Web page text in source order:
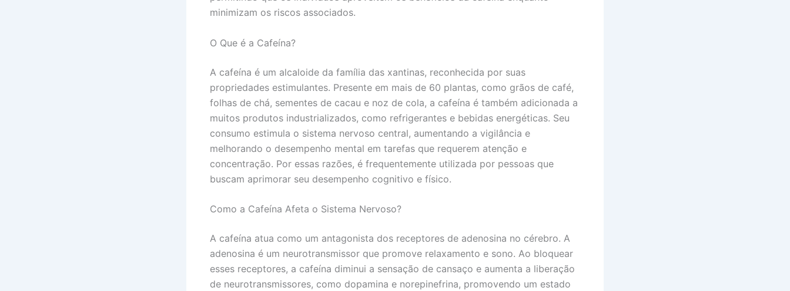
minimizam os riscos associados.
O Que é a Cafeína?
A cafeína é um alcaloide da família das xantinas, reconhecida por suas
propriedades estimulantes. Presente em mais de 60 plantas, como grãos de café,
folhas de chá, sementes de cacau e noz de cola, a cafeína é também adicionada a
muitos produtos industrializados, como refrigerantes e bebidas energéticas. Seu
consumo estimula o sistema nervoso central, aumentando a vigilância e
melhorando o desempenho mental em tarefas que requerem atenção e
concentração. Por essas razões, é frequentemente utilizada por pessoas que
buscam aprimorar seu desempenho cognitivo e físico.
Como a Cafeína Afeta o Sistema Nervoso?
A cafeína atua como um antagonista dos receptores de adenosina no cérebro. A
adenosina é um neurotransmissor que promove relaxamento e sono. Ao bloquear
esses receptores, a cafeína diminui a sensação de cansaço e aumenta a liberação
de neurotransmissores, como dopamina e norepinefrina, promovendo um estado